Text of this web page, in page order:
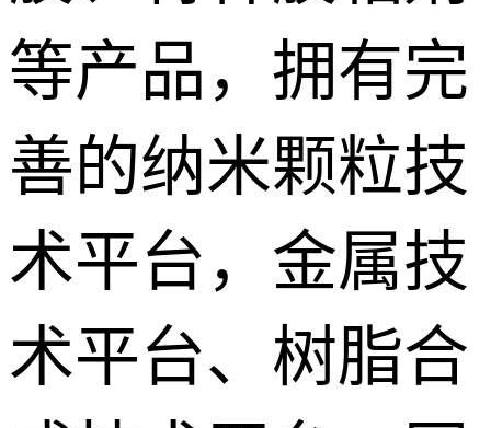
等产品，拥有完
善的纳米颗粒技
术平台，金属技
术平台、树脂合